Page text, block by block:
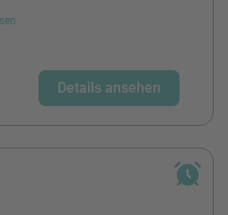
Details ansehen